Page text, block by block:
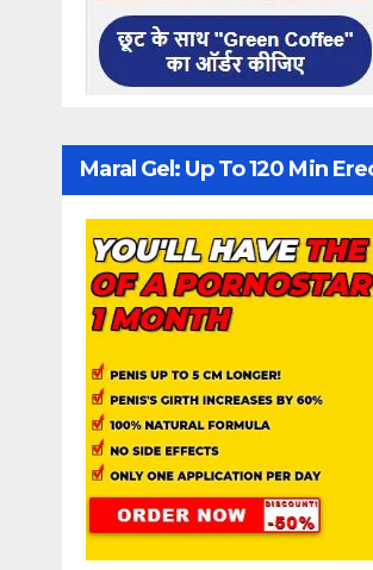
Maral Gel: Up To 120 Min